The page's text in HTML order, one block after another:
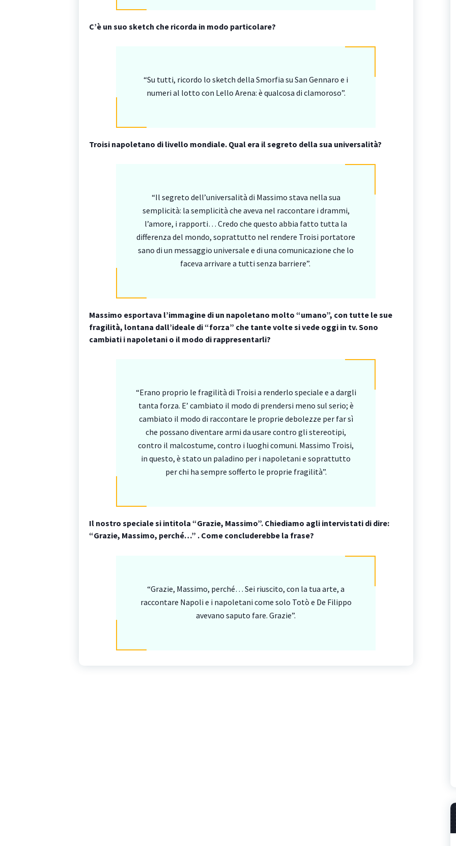
C’è un suo sketch che ricorda in modo particolare?
“Su tutti, ricordo lo sketch della Smorfia su San Gennaro e i
numeri al lotto con Lello Arena: è qualcosa di clamoroso”.
Troisi napoletano di livello mondiale. Qual era il segreto della sua universalità?
“Il segreto dell’universalità di Massimo stava nella sua
semplicità: la semplicità che aveva nel raccontare i drammi,
l’amore, i rapporti… Credo che questo abbia fatto tutta la
differenza del mondo, soprattutto nel rendere Troisi portatore
sano di un messaggio universale e di una comunicazione che lo
faceva arrivare a tutti senza barriere”.
Massimo esportava l’immagine di un napoletano molto “umano”, con tutte le sue
fragilità, lontana dall’ideale di “forza” che tante volte si vede oggi in tv. Sono
cambiati i napoletani o il modo di rappresentarli?
“Erano proprio le fragilità di Troisi a renderlo speciale e a dargli
tanta forza. E’ cambiato il modo di prendersi meno sul serio; è
cambiato il modo di raccontare le proprie debolezze per far sì
che possano diventare armi da usare contro gli stereotipi,
contro il malcostume, contro i luoghi comuni. Massimo Troisi,
in questo, è stato un paladino per i napoletani e soprattutto
per chi ha sempre sofferto le proprie fragilità”.
Il nostro speciale si intitola “Grazie, Massimo”. Chiediamo agli intervistati di dire:
“Grazie, Massimo, perché…” . Come concluderebbe la frase?
“Grazie, Massimo, perché… Sei riuscito, con la tua arte, a
raccontare Napoli e i napoletani come solo Totò e De Filippo
avevano saputo fare. Grazie”.